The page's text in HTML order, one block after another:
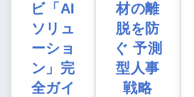
ビ「AI
ソリュ
ーショ
ン」完
全ガイ
材の離
脱を防
ぐ 予測
型人事
戦略